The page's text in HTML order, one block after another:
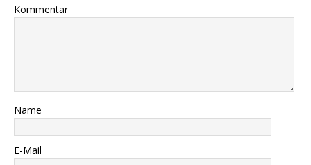
Kommentar
Name
E-Mail